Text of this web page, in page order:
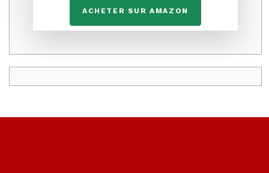
ACHETER SUR AMAZON